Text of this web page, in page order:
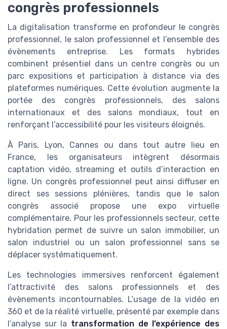
congrès professionnels
La digitalisation transforme en profondeur le congrès
professionnel, le salon professionnel et l’ensemble des
évènements entreprise. Les formats hybrides
combinent présentiel dans un centre congrès ou un
parc expositions et participation à distance via des
plateformes numériques. Cette évolution augmente la
portée des congrès professionnels, des salons
internationaux et des salons mondiaux, tout en
renforçant l’accessibilité pour les visiteurs éloignés.
À Paris, Lyon, Cannes ou dans tout autre lieu en
France, les organisateurs intègrent désormais
captation vidéo, streaming et outils d’interaction en
ligne. Un congrès professionnel peut ainsi diffuser en
direct ses sessions plénières, tandis que le salon
congrès associé propose une expo virtuelle
complémentaire. Pour les professionnels secteur, cette
hybridation permet de suivre un salon immobilier, un
salon industriel ou un salon professionnel sans se
déplacer systématiquement.
Les technologies immersives renforcent également
l’attractivité des salons professionnels et des
évènements incontournables. L’usage de la vidéo en
360 et de la réalité virtuelle, présenté par exemple dans
l’analyse sur la transformation de l’expérience des